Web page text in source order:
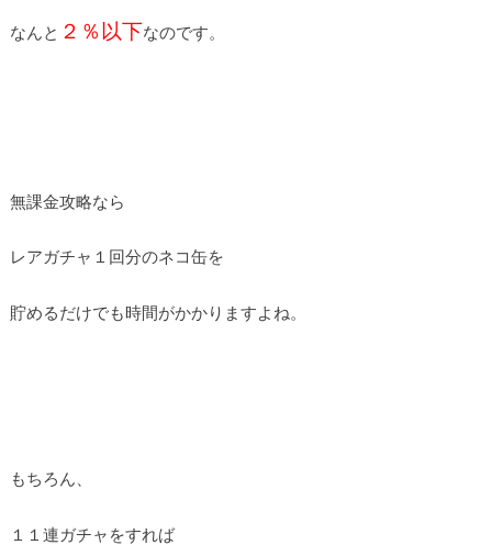
なんと ２％以下なのです。
無課金攻略なら
レアガチャ１回分のネコ缶を
貯めるだけでも時間がかかりますよね。
もちろん、
１１連ガチャをすれば